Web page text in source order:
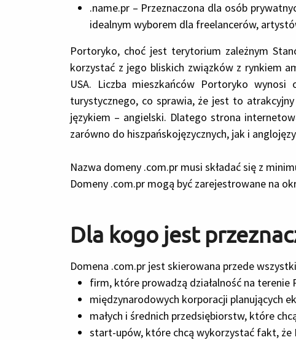
.name.pr – Przeznaczona dla osób
idealnym wyborem dla freelancerów,
Portoryko, choć jest terytorium zależnym
korzystać z jego bliskich związków z rynkiem
USA. Liczba mieszkańców Portoryko
turystycznego, co sprawia, że jest to
językiem – angielski. Dlatego strona
zarówno do hiszpańskojęzycznych, jak i
Nazwa domeny .com.pr musi składać się z
Domeny .com.pr mogą być zarejestrowane na
Dla kogo jest
Domena .com.pr jest skierowana przede
firm, które prowadzą działalność na terenie
międzynarodowych korporacji planujących
małych i średnich przedsiębiorstw, które
start-upów, które chcą wykorzystać fakt,